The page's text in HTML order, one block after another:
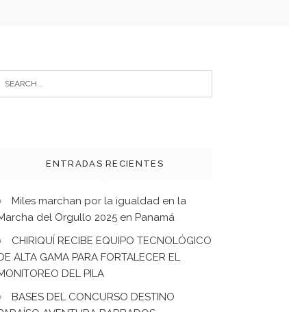
ENTRADAS RECIENTES
Miles marchan por la igualdad en la
del Orgullo 2025 en Panamá
CHIRIQUÍ RECIBE EQUIPO TECNOLÓGICO
ALTA GAMA PARA FORTALECER EL
DEL PILA
BASES DEL CONCURSO DESTINO